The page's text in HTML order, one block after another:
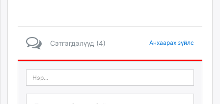
Сэтгэгдэлүүд (4) Анхаарах зүйлс